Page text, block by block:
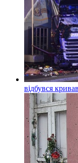
відбувся